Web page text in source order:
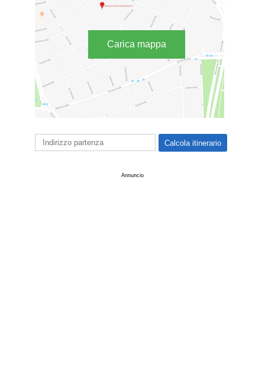
Carica mappa
Annuncio